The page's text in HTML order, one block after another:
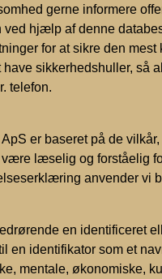
gerne informere
hjælp af denne
for at sikre den
sikkerhedshuller, så
telefon.
er baseret på de
læselig og forståelig
anvender vi
en identificeret
en identifikator som et
mentale, økonomiske,